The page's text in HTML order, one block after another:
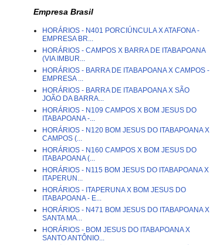
Empresa Brasil
HORÁRIOS - N401 PORCIÚNCULA X ATAFONA -
EMPRESA BR...
HORÁRIOS - CAMPOS X BARRA DE ITABAPOANA
(VIA IMBUR...
HORÁRIOS - BARRA DE ITABAPOANA X CAMPOS -
EMPRESA ...
HORÁRIOS - BARRA DE ITABAPOANA X SÃO
JOÃO DA BARRA...
HORÁRIOS - N109 CAMPOS X BOM JESUS DO
ITABAPOANA -...
HORÁRIOS - N120 BOM JESUS DO ITABAPOANA X
CAMPOS (...
HORÁRIOS - N160 CAMPOS X BOM JESUS DO
ITABAPOANA (...
HORÁRIOS - N115 BOM JESUS DO ITABAPOANA X
ITAPERUN...
HORÁRIOS - ITAPERUNA X BOM JESUS DO
ITABAPOANA - E...
HORÁRIOS - N471 BOM JESUS DO ITABAPOANA X
SANTA MA...
HORÁRIOS - BOM JESUS DO ITABAPOANA X
SANTO ANTÔNIO...